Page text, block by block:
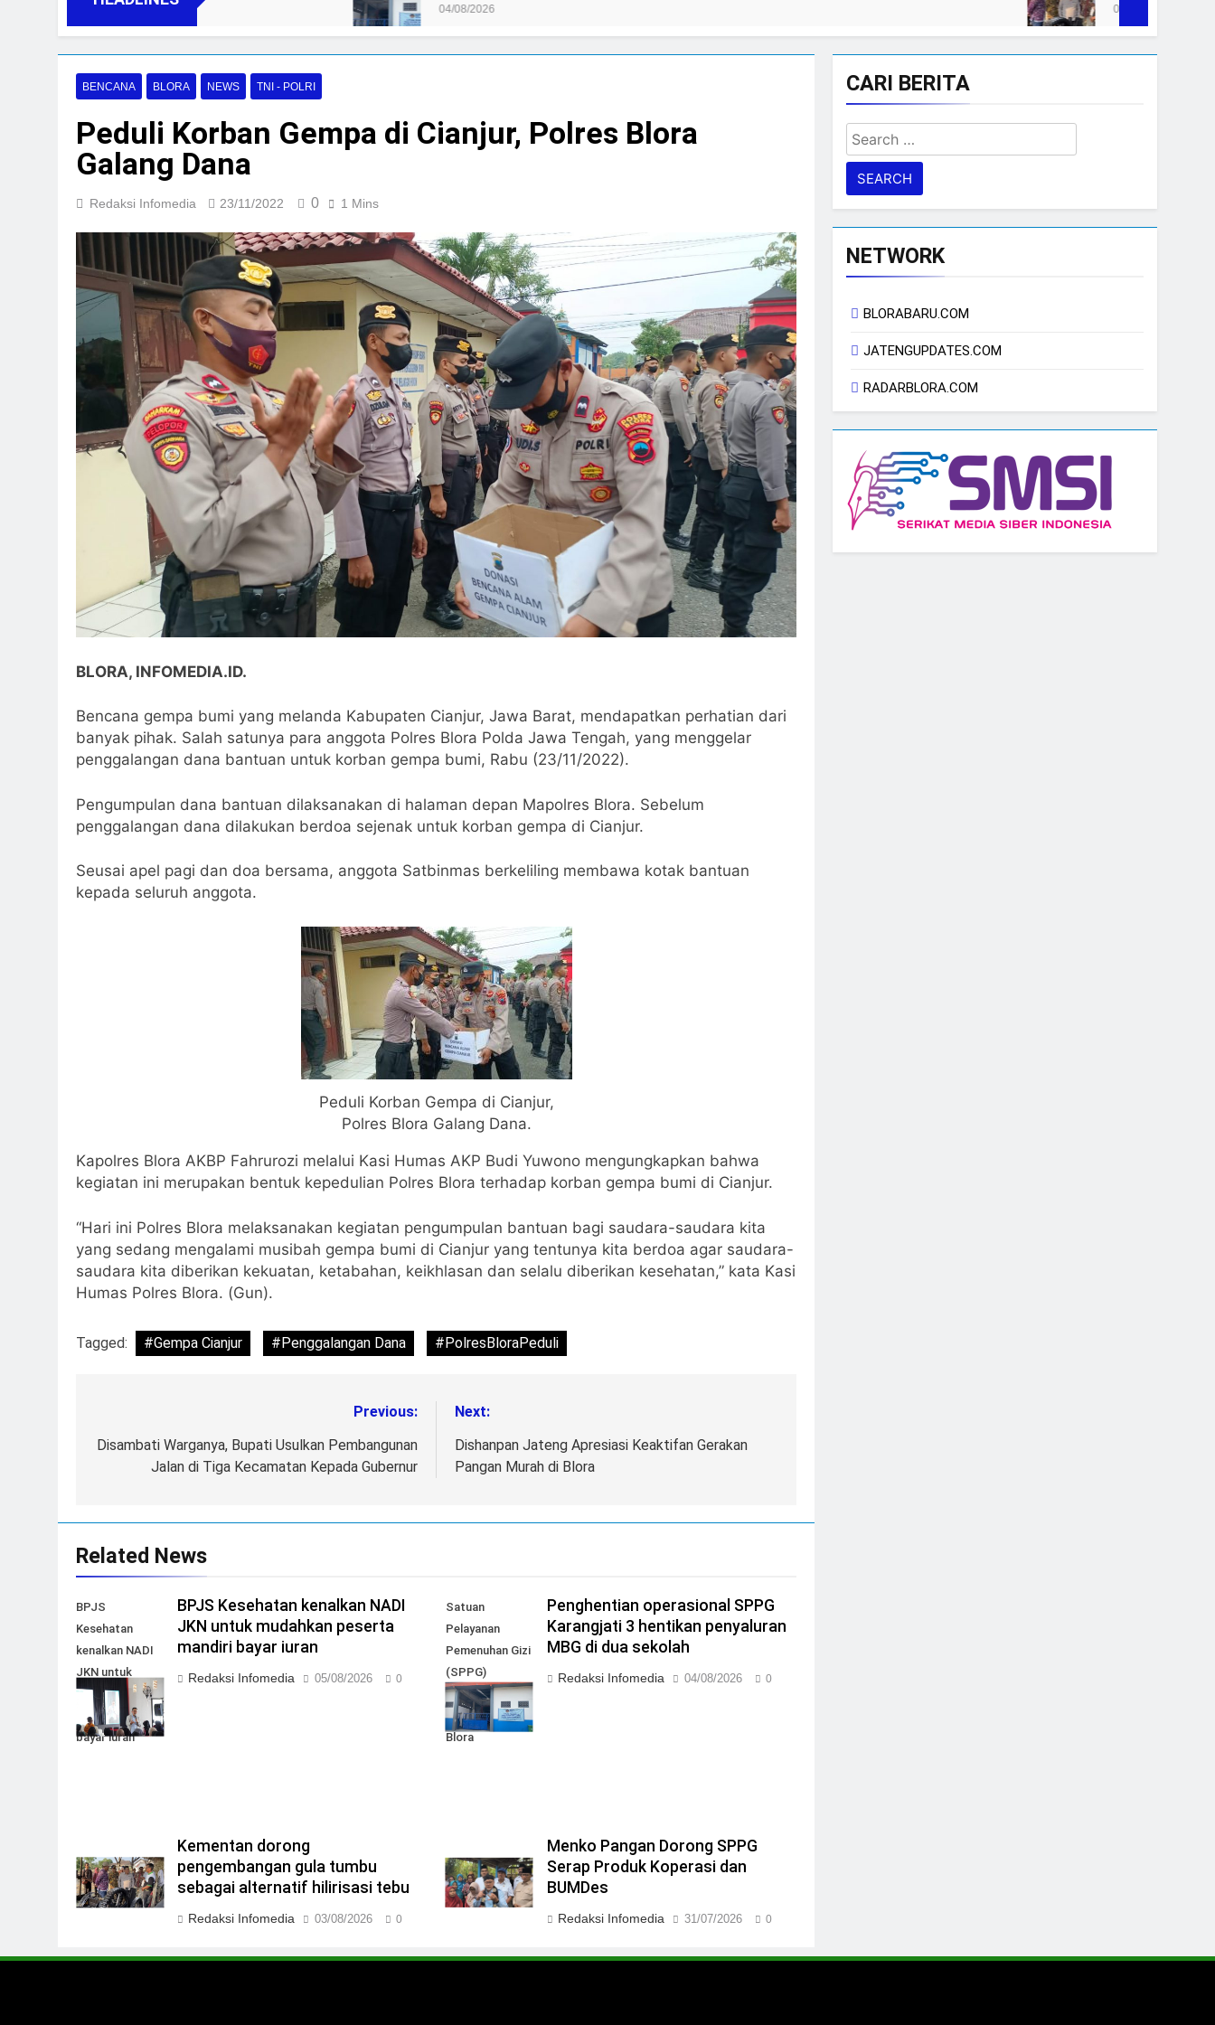
04/08/2026 03/08/2026
BENCANA BLORA NEWS TNI - POLRI
Peduli Korban Gempa di Cianjur, Polres Blora
Galang Dana
Redaksi Infomedia 23/11/2022 0 1 Mins
BLORA, INFOMEDIA.ID.
Bencana gempa bumi yang melanda Kabupaten Cianjur, Jawa Barat, mendapatkan perhatian dari
banyak pihak. Salah satunya para anggota Polres Blora Polda Jawa Tengah, yang menggelar
penggalangan dana bantuan untuk korban gempa bumi, Rabu (23/11/2022).
Pengumpulan dana bantuan dilaksanakan di halaman depan Mapolres Blora. Sebelum
penggalangan dana dilakukan berdoa sejenak untuk korban gempa di Cianjur.
Seusai apel pagi dan doa bersama, anggota Satbinmas berkeliling membawa kotak bantuan
kepada seluruh anggota.
Peduli Korban Gempa di Cianjur,
Polres Blora Galang Dana.
Kapolres Blora AKBP Fahrurozi melalui Kasi Humas AKP Budi Yuwono mengungkapkan bahwa
kegiatan ini merupakan bentuk kepedulian Polres Blora terhadap korban gempa bumi di Cianjur.
“Hari ini Polres Blora melaksanakan kegiatan pengumpulan bantuan bagi saudara-saudara kita
yang sedang mengalami musibah gempa bumi di Cianjur yang tentunya kita berdoa agar saudara-
saudara kita diberikan kekuatan, ketabahan, keikhlasan dan selalu diberikan kesehatan,” kata Kasi
Humas Polres Blora. (Gun).
Tagged: #Gempa Cianjur #Penggalangan Dana #PolresBloraPeduli
navigation
Previous:
Disambati Warganya, Bupati Usulkan Pembangunan
Jalan di Tiga Kecamatan Kepada Gubernur
Next:
Dishanpan Jateng Apresiasi Keaktifan Gerakan
Pangan Murah di Blora
Related News
BPJS
Kesehatan
kenalkan NADI
JKN untuk
mudahkan
peserta mandiri
bayar iuran
BPJS Kesehatan kenalkan NADI
JKN untuk mudahkan peserta
mandiri bayar iuran
Redaksi Infomedia 05/08/2026 0
Satuan
Pelayanan
Pemenuhan Gizi
(SPPG)
Karangjati 3 di
Kabupaten
Blora
Penghentian operasional SPPG
Karangjati 3 hentikan penyaluran
MBG di dua sekolah
Redaksi Infomedia 04/08/2026 0
Kementan dorong
pengembangan gula tumbu
sebagai alternatif hilirisasi tebu
Redaksi Infomedia 03/08/2026 0
Menko Pangan Dorong SPPG
Serap Produk Koperasi dan
BUMDes
Redaksi Infomedia 31/07/2026 0
CARI BERITA
Search
for:
NETWORK
BLORABARU.COM
JATENGUPDATES.COM
RADARBLORA.COM